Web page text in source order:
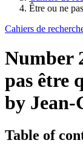
Être ou ne
Cahiers de
Number
pas être
by
Table of